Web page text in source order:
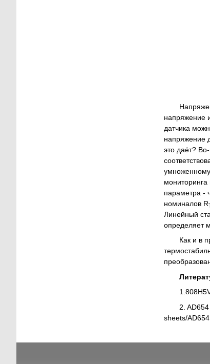
напряжение
датчика
напряжение
это даёт?
умноженному
параметра -
номиналов R
Линейный
определяет
Как и в
2.
sheets/